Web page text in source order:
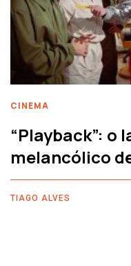
CINEMA
“Playback”: o
melancólico
TIAGO ALVES